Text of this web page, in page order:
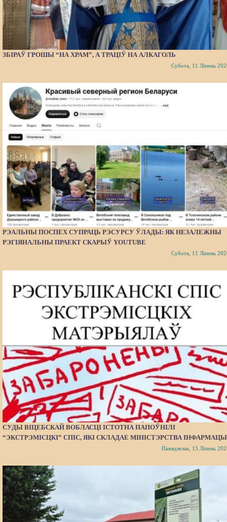
ЗБІРАЎ ГРОШЫ “НА ХРАМ”, А ТРАЦІЎ НА АЛКАГОЛЬ
Субота, 11 Ліпень
РЭАЛЬНЫ ПОСПЕХ СУПРАЦЬ РЭСУРСУ ЎЛАДЫ: ЯК НЕЗАЛЕЖНЫ
РЭГІЯНАЛЬНЫ ПРАЕКТ СКАРЫЎ YOUTUBE
Субота, 11 Ліпень
СУДЫ ВІЦЕБСКАЙ ВОБЛАСЦІ ІСТОТНА ПАПОЎНІЛІ
“ЭКСТРЭМІСЦКІ” СПІС, ЯКІ СКЛАДАЕ МІНІСТЭРСТВА
Панядзелак, 13 Ліпень